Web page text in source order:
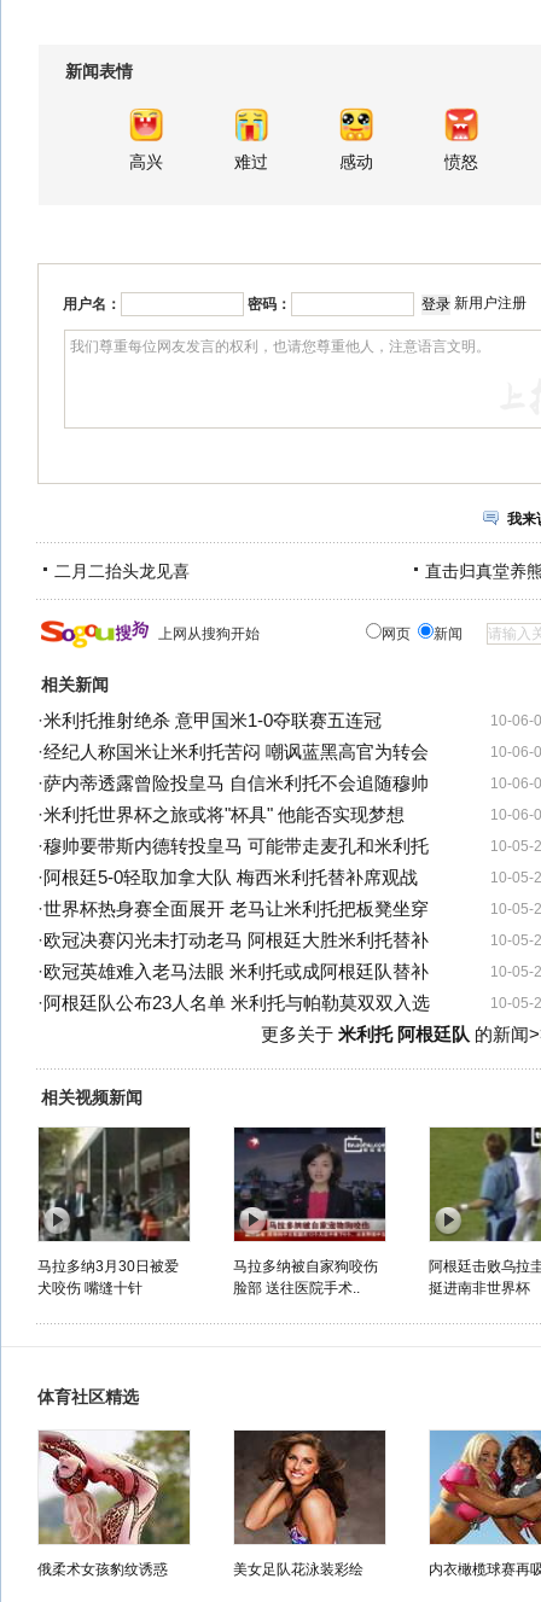
新闻表情
高兴 难过 感动 愤怒
用户名： 密码： 新用户注册
我来
二月二抬头龙见喜 直击归真堂养
上网从搜狗开始 网页 新闻
相关新闻
10-06-
·米利托推射绝杀 意甲国米1-0夺联赛五连冠
10-06-
·经纪人称国米让米利托苦闷 嘲讽蓝黑高官为转会
10-06-
·萨内蒂透露曾险投皇马 自信米利托不会追随穆帅
10-06-
·米利托世界杯之旅或将"杯具" 他能否实现梦想
10-05-
·穆帅要带斯内德转投皇马 可能带走麦孔和米利托
10-05-
·阿根廷5-0轻取加拿大队 梅西米利托替补席观战
10-05-
·世界杯热身赛全面展开 老马让米利托把板凳坐穿
10-05-
·欧冠决赛闪光未打动老马 阿根廷大胜米利托替补
10-05-
·欧冠英雄难入老马法眼 米利托或成阿根廷队替补
10-05-
·阿根廷队公布23人名单 米利托与帕勒莫双双入选
更多关于 米利托 阿根廷队 的新闻
相关视频新闻
马拉多纳3月30日被爱
犬咬伤 嘴缝十针
马拉多纳被自家狗咬伤
脸部 送往医院手术..
阿根廷击败乌拉
挺进南非世界杯
体育社区精选
俄柔术女孩豹纹诱惑 美女足队花泳装彩绘 内衣橄榄球赛再